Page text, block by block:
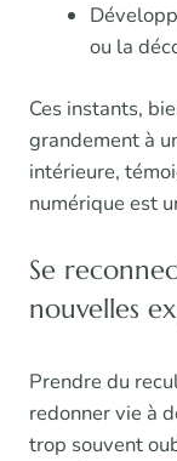
ou la
Ces instants,
grandement à
intérieure,
numérique est
Se
nouvelles
Prendre du
redonner vie à
trop souvent